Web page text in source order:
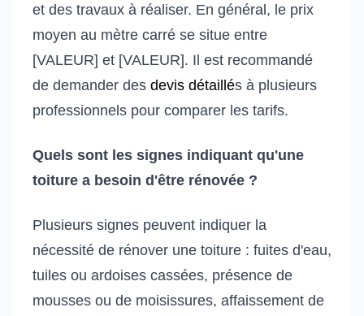
et des travaux à réaliser. En général, le prix
moyen au mètre carré se situe entre
[VALEUR] et [VALEUR]. Il est recommandé
de demander des devis détaillés à plusieurs
professionnels pour comparer les tarifs.
Quels sont les signes indiquant qu'une
toiture a besoin d'être rénovée ?
Plusieurs signes peuvent indiquer la
nécessité de rénover une toiture : fuites d'eau,
tuiles ou ardoises cassées, présence de
mousses ou de moisissures, affaissement de